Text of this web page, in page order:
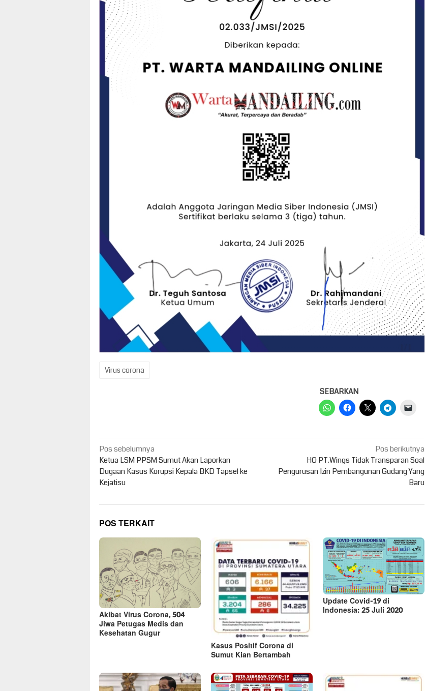
Virus corona
SEBARKAN
Navigasi
pos
Pos sebelumnya
Ketua LSM PPSM Sumut Akan Laporkan
Dugaan Kasus Korupsi Kepala BKD Tapsel ke
Kejatisu
Pos berikutnya
HO PT.Wings Tidak Transparan Soal
Pengurusan Izin Pembangunan Gudang Yang
Baru
POS TERKAIT
Akibat Virus Corona, 504
Jiwa Petugas Medis dan
Kesehatan Gugur
Kasus Positif Corona di
Sumut Kian Bertambah
Update Covid-19 di
Indonesia: 25 Juli 2020